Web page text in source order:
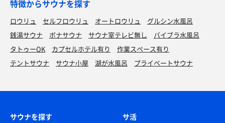
特徴からサウナを探す
ロウリュ セルフロウリュ オートロウリュ
グルシン水風呂
銭湯サウナ
ボナサウナ サウナ室テレビ無し
バイブラ水風呂
タトゥーOK
カプセルホテル有り
作業スペース有り
テントサウナ
サウナ小屋 湖が水風呂 プライベートサウナ
サウナを探す サ活